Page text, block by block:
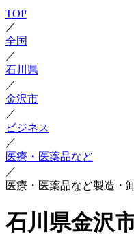
TOP
／
全国
／
石川県
／
金沢市
／
ビジネス
／
医療・医薬品など
／
医療・医薬品など製造・
石川県金沢